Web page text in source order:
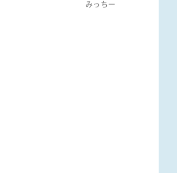
みっちー